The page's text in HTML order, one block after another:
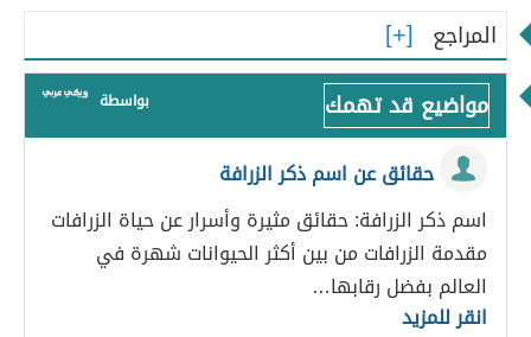
المراجع
مواضيع قد تهمك
بواسطة
حقائق عن اسم ذكر الزرافة
اسم ذكر الزرافة: حقائق مثيرة وأسرار عن حياة الزرافات
مقدمة الزرافات من بين أكثر الحيوانات شهرة في
العالم بفضل رقابها…
انقر للمزيد